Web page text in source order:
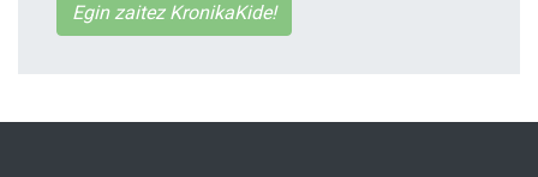
Egin zaitez KronikaKide!